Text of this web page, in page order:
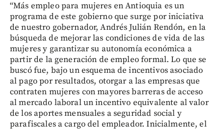
“Más empleo para mujeres en Antioquia es un
programa de este gobierno que surge por iniciativa
de nuestro gobernador, Andrés Julián Rendón, en la
búsqueda de mejorar las condiciones de vida de las
mujeres y garantizar su autonomía económica a
partir de la generación de empleo formal. Lo que se
buscó fue, bajo un esquema de incentivos asociado
al pago por resultados, otorgar a las empresas que
contraten mujeres con mayores barreras de acceso
al mercado laboral un incentivo equivalente al valor
de los aportes mensuales a seguridad social y
parafiscales a cargo del empleador. Inicialmente, el